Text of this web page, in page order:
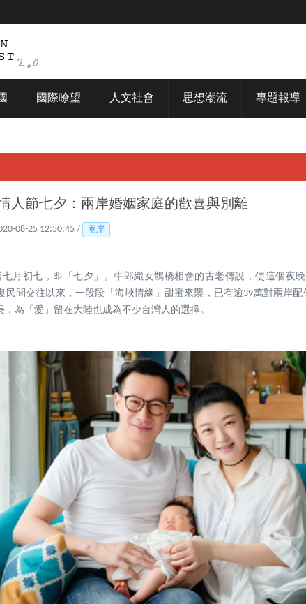
國際瞭望 人文社會 思想潮流 專題報導
人節七夕：兩岸婚姻家庭的歡喜與別離
08-25 12:50:45 / 兩岸
七月初七，即「七夕」。牛郎織女鵲橋相會的古老傳說，使這個夜
民間交往以來，一段段「海峽情緣」甜蜜來襲，已有逾39萬對兩岸
，為「愛」留在大陸也成為不少台灣人的選擇。